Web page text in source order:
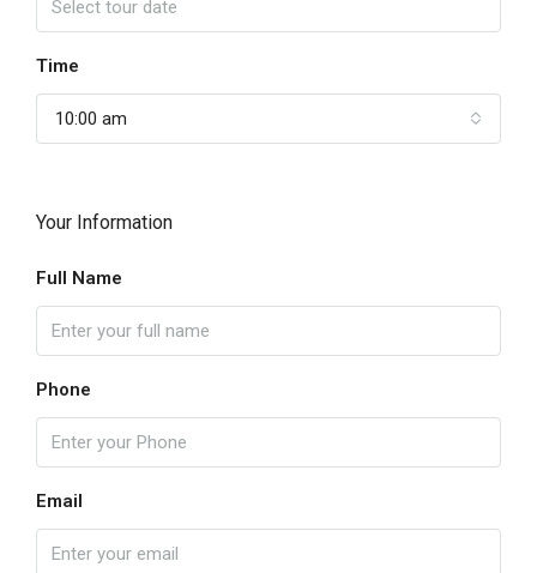
Time
10:00 am
Your Information
Full Name
Phone
Email